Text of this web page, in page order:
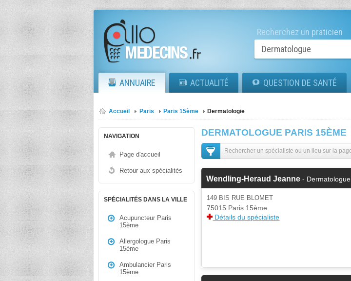
Recherchez un praticien
ANNUAIRE ACTUALITÉ QUESTION DE SANTÉ
Accueil Paris Paris 15ème Dermatologie
NAVIGATION
Page d'accueil
Retour aux spécialités
SPÉCIALITÉS DANS LA VILLE
Acupuncteur Paris
15ème
Allergologue Paris
15ème
Ambulancier Paris
15ème
DERMATOLOGUE PARIS 15ÈME
Wendling-Heraud Jeanne - Dermatologue
Cette fiche est la propriété
d'un membre.
Si vous êtes ce membre, mettez à
jour ces informations sur votre
149 BIS RUE BLOMET
75015 Paris 15ème
Détails du spécialiste